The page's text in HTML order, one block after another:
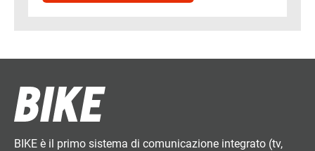
BIKE è il primo sistema di comunicazione integrato (tv,